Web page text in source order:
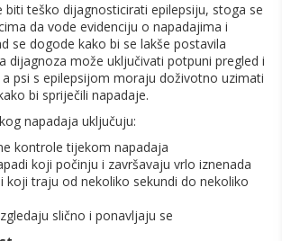
biti teško dijagnosticirati epilepsiju, stoga se
da vode evidenciju o napadajima i
se dogode kako bi se lakše postavila
dijagnoza može uključivati ​​potpuni pregled i
psi s epilepsijom moraju doživotno uzimati
bi spriječili napadaje.
napadaja uključuju:
kontrole tijekom napadaja
koji počinju i završavaju vrlo iznenada
koji traju od nekoliko sekundi do nekoliko
slično i ponavljaju se